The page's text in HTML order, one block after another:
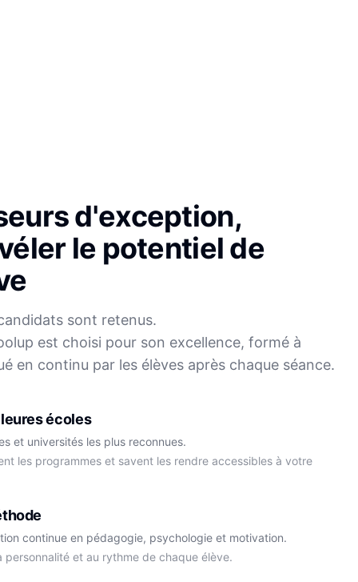
Mei Sophie
d'exception,
le potentiel de
sont retenus.
est choisi pour son excellence, formé à
en continu par les élèves après chaque séance.
écoles
et universités les plus reconnues.
les programmes et savent les rendre accessibles à votre
continue en pédagogie, psychologie et motivation.
personnalité et au rythme de chaque élève.